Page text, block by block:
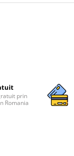
prin
Romania